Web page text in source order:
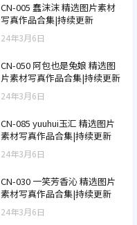
CN-005 蠢沫沫 精选图片素材
写真作品合集|持续更新
24年3月6日
CN-050 阿包也是兔娘 精选图
片素材写真作品合集|持续更新
24年3月6日
CN-085 yuuhui玉汇 精选图片
素材写真作品合集|持续更新
24年3月6日
CN-030 一笑芳香沁 精选图片
素材写真作品合集|持续更新
24年3月6日